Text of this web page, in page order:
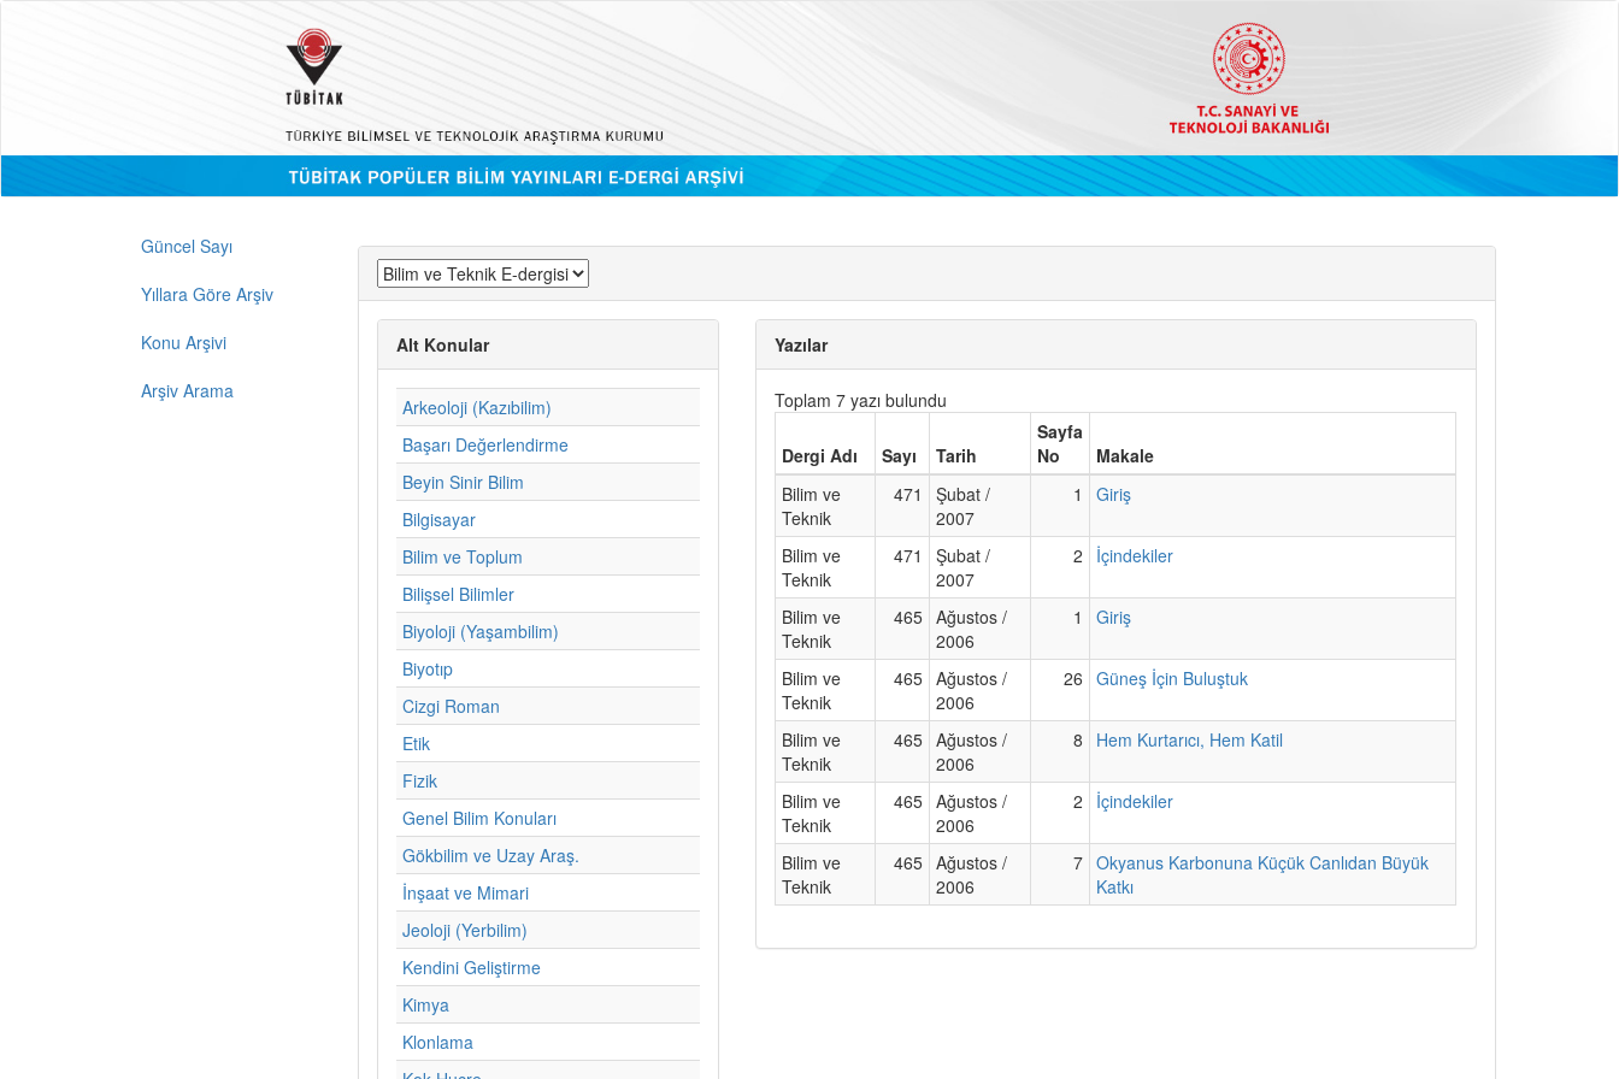
Güncel Sayı
Yıllara Göre Arşiv
Konu Arşivi
Arşiv Arama
Alt Konular
Arkeoloji (Kazıbilim)
Başarı Değerlendirme
Beyin Sinir Bilim
Bilgisayar
Bilim ve Toplum
Bilişsel Bilimler
Biyoloji (Yaşambilim)
Biyotıp
Cizgi Roman
Etik
Fizik
Genel Bilim Konuları
Gökbilim ve Uzay Araş.
İnşaat ve Mimari
Jeoloji (Yerbilim)
Kendini Geliştirme
Kimya
Klonlama
Yazılar
Toplam 7 yazı bulundu
Dergi Adı Sayı Tarih
Sayfa
No
Makale
Bilim ve
Teknik
471
Şubat /
2007
1 Giriş
Bilim ve
Teknik
471
Şubat /
2007
2 İçindekiler
Bilim ve
Teknik
465 Ağustos /
2006
1 Giriş
Bilim ve
Teknik
465 Ağustos /
2006
26 Güneş İçin Buluştuk
Bilim ve
Teknik
465 Ağustos /
2006
8 Hem Kurtarıcı, Hem Katil
Bilim ve
Teknik
465 Ağustos /
2006
2 İçindekiler
Bilim ve
Teknik
465 Ağustos /
2006
7 Okyanus Karbonuna Küçük Canlıdan Büyük
Katkı